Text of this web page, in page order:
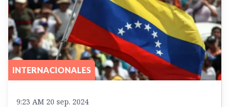
INTERNACIONALES
9:23 AM 20 sep. 2024